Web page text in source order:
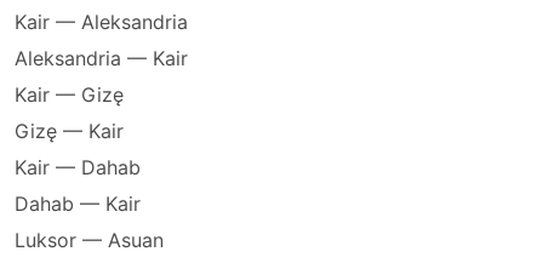
Kair — Aleksandria
Aleksandria — Kair
Kair — Gizę
Gizę — Kair
Kair — Dahab
Dahab — Kair
Luksor — Asuan